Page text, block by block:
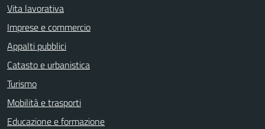
Vita lavorativa
Imprese e commercio
Appalti pubblici
Catasto e urbanistica
Turismo
Mobilità e trasporti
Educazione e formazione